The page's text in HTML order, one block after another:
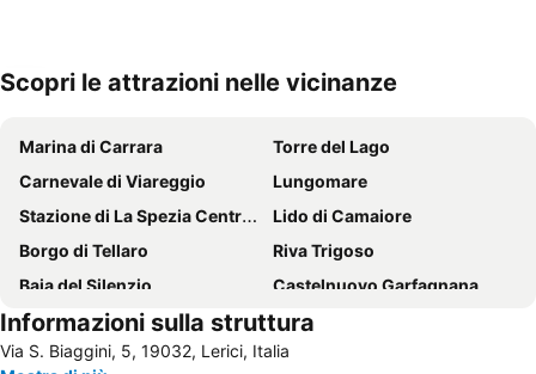
Espandi mappa
Scopri le attrazioni nelle vicinanze
Marina di Carrara
Torre del Lago
Carnevale di Viareggio
Lungomare
Stazione di La Spezia Centrale
Lido di Camaiore
Borgo di Tellaro
Riva Trigoso
Baia del Silenzio
Castelnuovo Garfagnana
Consorzio Marittimo Turistico - 5 terre - Golfo dei Poeti
Cavi di Lavagna
Marina di Torre del Lago Puccini
Marina di Massa
Informazioni sulla struttura
Via S. Biaggini, 5, 19032, Lerici, Italia